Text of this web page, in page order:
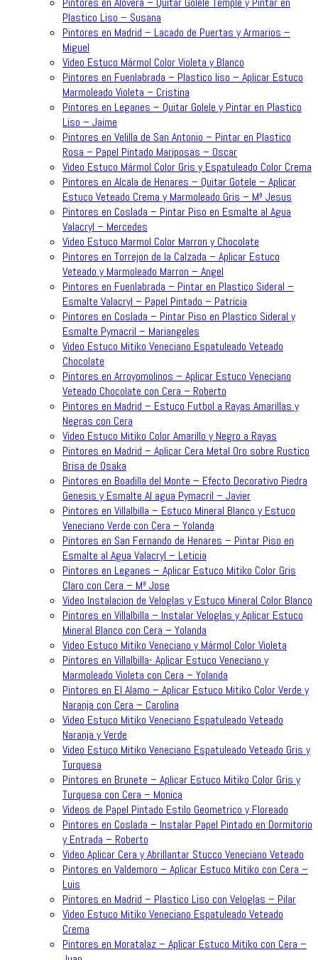
Plastico Liso – Susana
Pintores en Madrid – Lacado de Puertas y Armarios –
Miguel
Video Estuco Mármol Color Violeta y Blanco
Pintores en Fuenlabrada – Plastico liso – Aplicar Estuco
Marmoleado Violeta – Cristina
Pintores en Leganes – Quitar Golele y Pintar en Plastico
Liso – Jaime
Pintores en Velilla de San Antonio – Pintar en Plastico
Rosa – Papel Pintado Mariposas – Oscar
Video Estuco Mármol Color Gris y Espatuleado Color Crema
Pintores en Alcala de Henares – Quitar Gotele – Aplicar
Estuco Veteado Crema y Marmoleado Gris – Mª Jesus
Pintores en Coslada – Pintar Piso en Esmalte al Agua
Valacryl – Mercedes
Video Estuco Marmol Color Marron y Chocolate
Pintores en Torrejon de la Calzada – Aplicar Estuco
Veteado y Marmoleado Marron – Angel
Pintores en Fuenlabrada – Pintar en Plastico Sideral –
Esmalte Valacryl – Papel Pintado – Patricia
Pintores en Coslada – Pintar Piso en Plastico Sideral y
Esmalte Pymacril – Mariangeles
Video Estuco Mitiko Veneciano Espatuleado Veteado
Chocolate
Pintores en Arroyomolinos – Aplicar Estuco Veneciano
Veteado Chocolate con Cera – Roberto
Pintores en Madrid – Estuco Futbol a Rayas Amarillas y
Negras con Cera
Video Estuco Mitiko Color Amarillo y Negro a Rayas
Pintores en Madrid – Aplicar Cera Metal Oro sobre Rustico
Brisa de Osaka
Pintores en Boadilla del Monte – Efecto Decorativo Piedra
Genesis y Esmalte Al agua Pymacril – Javier
Pintores en Villalbilla – Estuco Mineral Blanco y Estuco
Veneciano Verde con Cera – Yolanda
Pintores en San Fernando de Henares – Pintar Piso en
Esmalte al Agua Valacryl – Leticia
Pintores en Leganes – Aplicar Estuco Mitiko Color Gris
Claro con Cera – Mª Jose
Video Instalacion de Veloglas y Estuco Mineral Color Blanco
Pintores en Villalbilla – Instalar Veloglas y Aplicar Estuco
Mineral Blanco con Cera – Yolanda
Video Estuco Mitiko Veneciano y Mármol Color Violeta
Pintores en Villalbilla- Aplicar Estuco Veneciano y
Marmoleado Violeta con Cera – Yolanda
Pintores en El Alamo – Aplicar Estuco Mitiko Color Verde y
Naranja con Cera – Carolina
Video Estuco Mitiko Veneciano Espatuleado Veteado
Naranja y Verde
Video Estuco Mitiko Veneciano Espatuleado Veteado Gris y
Turquesa
Pintores en Brunete – Aplicar Estuco Mitiko Color Gris y
Turquesa con Cera – Monica
Videos de Papel Pintado Estilo Geometrico y Floreado
Pintores en Coslada – Instalar Papel Pintado en Dormitorio
y Entrada – Roberto
Video Aplicar Cera y Abrillantar Stucco Veneciano Veteado
Pintores en Valdemoro – Aplicar Estuco Mitiko con Cera –
Luis
Pintores en Madrid – Plastico Liso con Veloglas – Pilar
Video Estuco Mitiko Veneciano Espatuleado Veteado
Crema
Pintores en Moratalaz – Aplicar Estuco Mitiko con Cera –